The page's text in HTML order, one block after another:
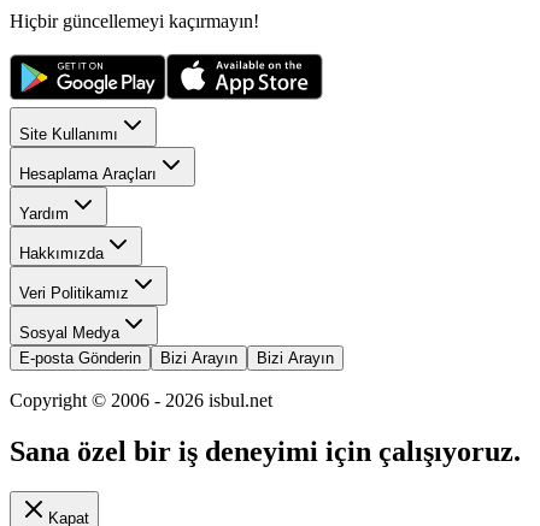
Hiçbir güncellemeyi kaçırmayın!
Site Kullanımı
Hesaplama Araçları
Yardım
Hakkımızda
Veri Politikamız
Sosyal Medya
E-posta Gönderin
Bizi Arayın Bizi Arayın
Copyright © 2006 - 2026 isbul.net
Sana özel bir iş deneyimi için çalışıyoruz.
Kapat